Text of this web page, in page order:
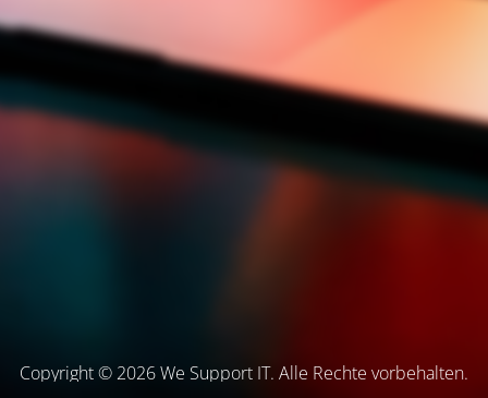
Copyright © 2026 We Support IT. Alle Rechte vorbehalten.